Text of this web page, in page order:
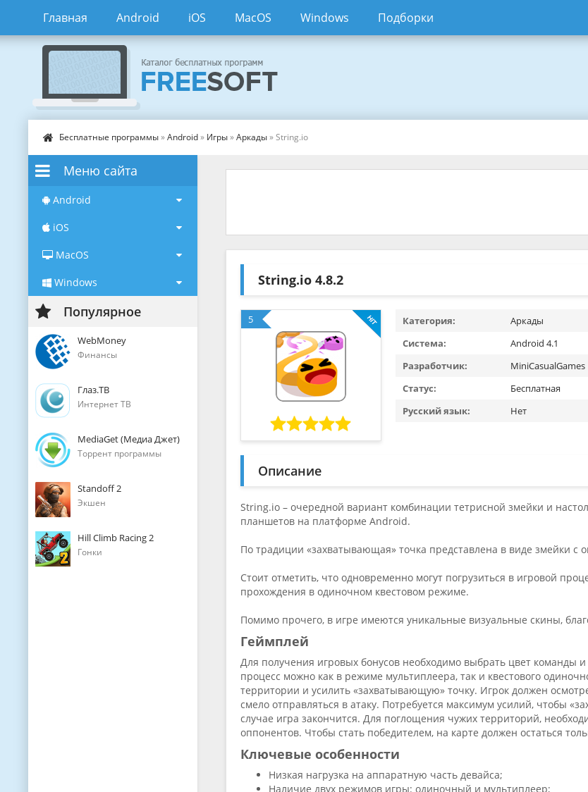
Главная Android iOS MacOS Windows Подборки
Бесплатные программы»Android» Игры»Аркады» String.io
Меню сайта
Android
iOS
MacOS
Windows
Популярное
WebMoney
Финансы
Глаз.ТВ
Интернет ТВ
MediaGet (Медиа Джет)
Торрент программы
Standoff 2
Экшен
Hill Climb Racing 2
Гонки
String.io 4.8.2
5 Категория:
Аркады
Система:
Android 4.1
Разработчик:
MiniCasualGames
Статус:
Бесплатная
Русский язык:
Нет
Описание
String.io – очередной вариант комбинации тетрисной змейки и
планшетов на платформе Android.
По традиции «захватывающая» точка представлена в виде змейки
Стоит отметить, что одновременно могут погрузиться в игровой
прохождения в одиночном квестовом режиме.
Помимо прочего, в игре имеются уникальные визуальные скины,
Геймплей
Для получения игровых бонусов необходимо выбрать цвет команды
процесс можно как в режиме мультиплеера, так и квестового
территории и усилить «захватывающую» точку. Игрок должен
смело отправляться в атаку. Потребуется максимум усилий, чтобы
случае игра закончится. Для поглощения чужих территорий,
оппонентов. Чтобы стать победителем, на карте должен остаться
Ключевые особенности
Низкая нагрузка на аппаратную часть девайса;
Наличие двух режимов игры: одиночный и мультиплеер;